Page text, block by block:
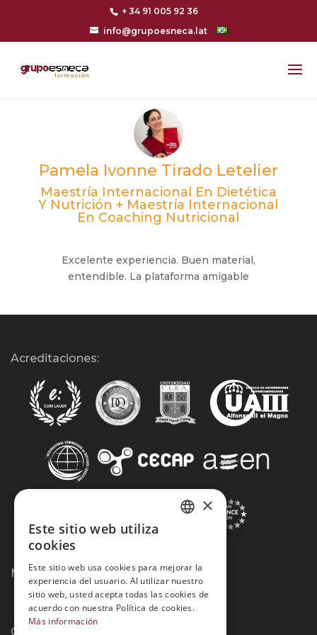
+ 34 91 005 92 36
info@grupoesneca.lat
Pamela Ivonne Tirado Letelier
Maestría Internacional En Dietética
Y Nutrición + Maestría Internacional
En Coaching Nutricional
Excelente experiencia. Buen material,
entendible. La plataforma amigable
Acreditaciones:
Métodos de Pago:
Contacto:
×
Este sitio web utiliza
cookies
Este sitio web usa cookies para mejorar la
experiencia del usuario. Al utilizar nuestro
sitio web, usted acepta todas las cookies de
acuerdo con nuestra Política de cookies.
Más información